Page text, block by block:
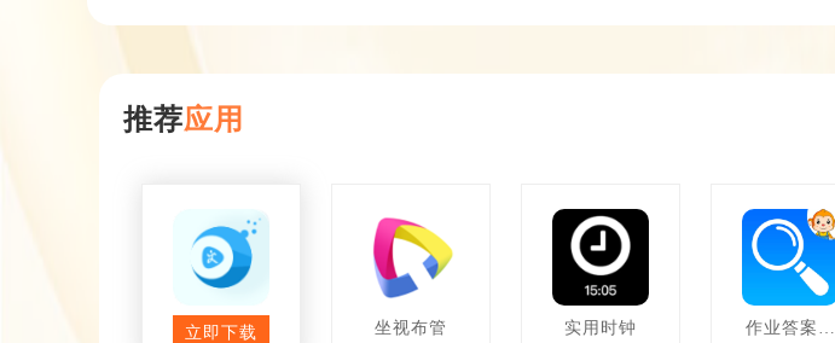
推荐应用
文亮网课
立即下载 坐视布管 实用时钟
作业答案学